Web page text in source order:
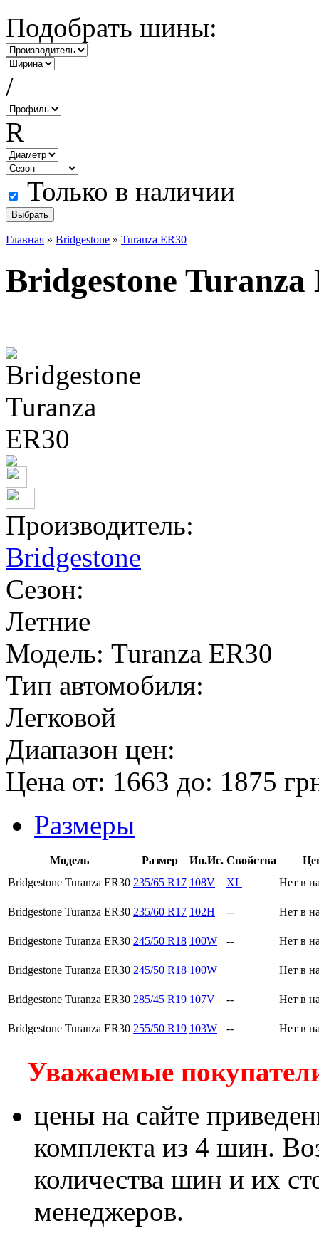
Подобрать шины:
/
R
Только в наличии
Главная » Bridgestone » Turanza ER30
Bridgestone Turanza
Производитель:
Bridgestone
Сезон:
Летние
Модель: Turanza ER30
Тип автомобиля:
Легковой
Диапазон цен:
Цена от: 1663 до: 1875
Размеры
Модель Размер Ин.Ис. Свойства
Bridgestone Turanza ER30 235/65 R17 108V XL Нет в
Bridgestone Turanza ER30 235/60 R17 102H -- Нет в
Bridgestone Turanza ER30 245/50 R18 100W -- Нет в
Bridgestone Turanza ER30 245/50 R18 100W Нет в
Bridgestone Turanza ER30 285/45 R19 107V -- Нет в
Bridgestone Turanza ER30 255/50 R19 103W -- Нет в
Уважаемые
цены на сайте
комплекта из 4 шин.
количества шин и их
менеджеров.